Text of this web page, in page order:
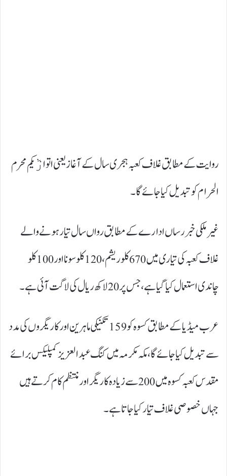
روایت کے مطابق غلاف کعبہ ہجری سال کے آغاز یعنی اتوارٞیکم محرم
الحرام کو تبدیل کیا جائے گا۔
غیرملکی خبررساں ادارے کے مطابق رواں سال تیار ہونے والے
غلاف کعبہ کی تیاری میں 670کلو ریشم، 120کلو سونا اور 100کلو
چاندی استعمال کیا گیا ہے، جس پر 20 لاکھ ریال کی لاگت آئی ہے۔
عرب میڈیا کے مطابق کسوہ کو 159 تکنیکی ماہرین اور کاریگروں کی مدد
سے تبدیل کیا جائے گا، مکہ مکرمہ میں کنگ عبدالعزیز کمپلیکس برائے
مقدس کعبہ کسوہ میں 200 سے زیادہ کاریگر اور منتظم کام کرتے ہیں
جہاں خصوصی غلاف تیار کیا جاتا ہے۔